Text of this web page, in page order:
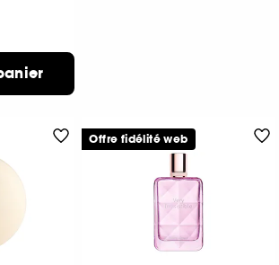
Offre fidélité web